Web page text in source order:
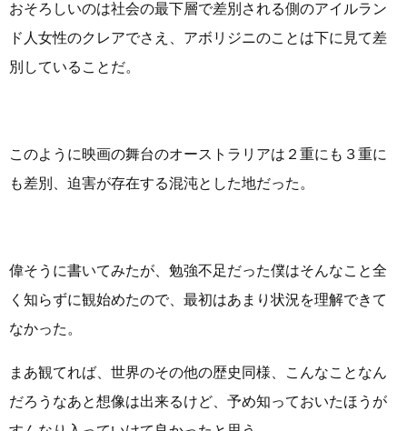
おそろしいのは社会の最下層で差別される側のアイルラン
ド人女性のクレアでさえ、アボリジニのことは下に見て差
別していることだ。
このように映画の舞台のオーストラリアは２重にも３重に
も差別、迫害が存在する混沌とした地だった。
偉そうに書いてみたが、勉強不足だった僕はそんなこと全
く知らずに観始めたので、最初はあまり状況を理解できて
なかった。
まあ観てれば、世界のその他の歴史同様、こんなことなん
だろうなあと想像は出来るけど、予め知っておいたほうが